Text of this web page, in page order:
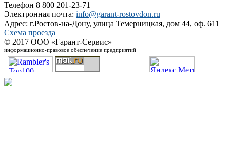
Телефон 8 800 201-23-71
Электронная почта: info@garant-rostovdon.ru
Адрес: г.Ростов-на-Дону, улица Темерницкая, дом 44, оф. 611
Схема проезда
© 2017 ООО «Гарант-Сервис»
информационно-правовое обеспечение предприятий